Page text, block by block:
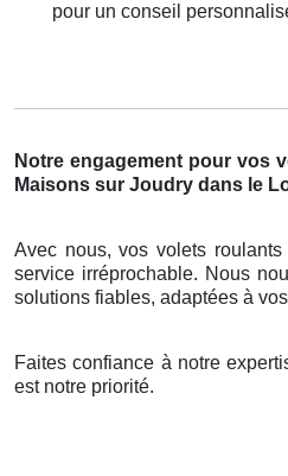
pour un conseil
Notre engagement pour vos
Maisons sur Joudry dans le
Avec nous, vos volets roulants
service irréprochable. Nous
solutions fiables, adaptées à
Faites confiance à notre
est notre priorité.